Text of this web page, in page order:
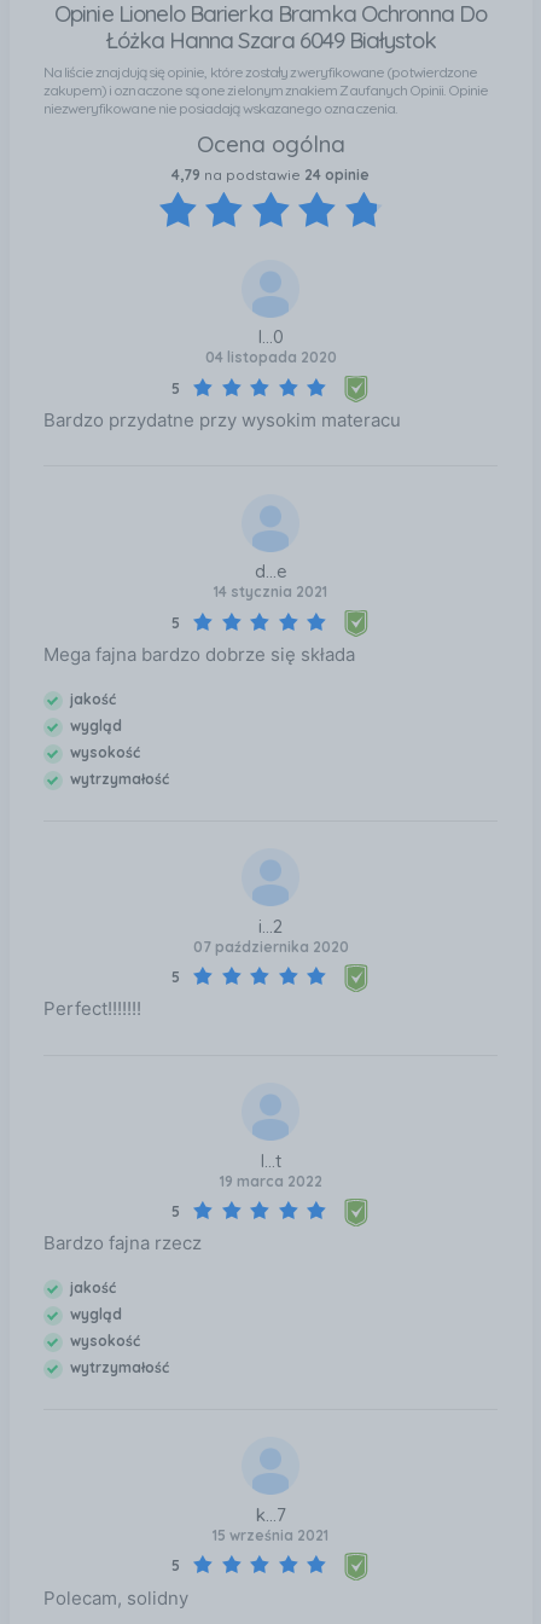
łóżka Hanna możesz od razu kupić większe łóżko dla
swojego dziecka i zaoszczędzić na wydatkach na
mniejsze łóżeczko pośrednie. Barierka jest
inwestycją na lata! Oszczędność miejsca Dzięki
przechowywana - można ją schować pod łóżkiem, w
szafce lub w dowolnej innej wolnej przestrzeni.
Szczegóły techniczne: Wymiary (długość x
szerokość x wysokość): 150 x 35 x 66 cm materiał:
Opinie Lionelo Barierka Bramka Ochronna Do
Łóżka Hanna Szara 6049 Białystok
Na liście znajdują się opinie, które zostały zweryfikowane (potwierdzone
zakupem) i oznaczone są one zielonym znakiem Zaufanych Opinii. Opinie
niezweryfikowane nie posiadają wskazanego oznaczenia.
Ocena ogólna
4,79 na podstawie 24 opinie
l...0
04 listopada 2020
5
Bardzo przydatne przy wysokim materacu
d...e
14 stycznia 2021
5
Mega fajna bardzo dobrze się składa
jakość
wygląd
wysokość
wytrzymałość
i...2
07 października 2020
5
Perfect!!!!!!!
I...t
19 marca 2022
5
Bardzo fajna rzecz
jakość
wygląd
wysokość
wytrzymałość
k...7
15 września 2021
5
Polecam, solidny